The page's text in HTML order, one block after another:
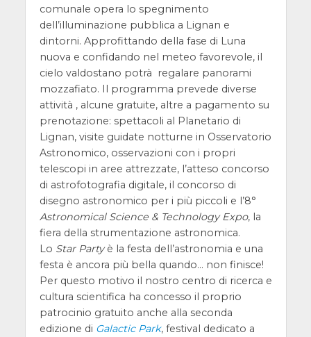
comunale opera lo spegnimento
dell’illuminazione pubblica a Lignan e
dintorni. Approfittando della fase di Luna
nuova e confidando nel meteo favorevole, il
cielo valdostano potrà regalare panorami
mozzafiato. Il programma prevede diverse
attività , alcune gratuite, altre a pagamento su
prenotazione: spettacoli al Planetario di
Lignan, visite guidate notturne in Osservatorio
Astronomico, osservazioni con i propri
telescopi in aree attrezzate, l’atteso concorso
di astrofotografia digitale, il concorso di
disegno astronomico per i più piccoli e l’8°
Astronomical Science & Technology Expo, la
fiera della strumentazione astronomica.
Lo Star Partyè la festa dell’astronomia e una
festa è ancora più bella quando… non finisce!
Per questo motivo il nostro centro di ricerca e
cultura scientifica ha concesso il proprio
patrocinio gratuito anche alla seconda
edizione di Galactic Park, festival dedicato a